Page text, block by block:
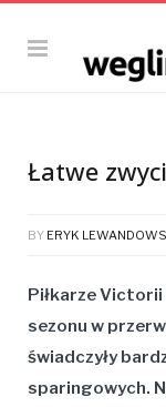
Łatwe
BY ERYK
Piłkarze
sezonu w
świadczyły
sparingowych.